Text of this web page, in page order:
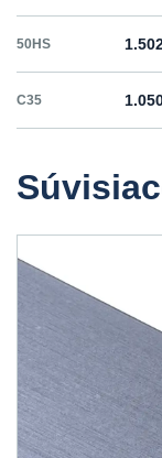
50HS
C35
C45R
C55E
C60E
E335